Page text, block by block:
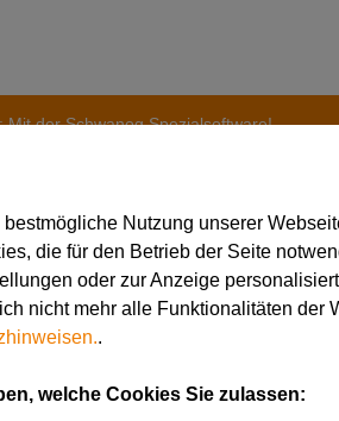
Nutzung unserer
die für den Betrieb der Seite
oder zur Anzeige
nicht mehr alle Funktionalitäten der
.
welche Cookies Sie zulassen:
der Schwanog Spezialsoftware!
leicht